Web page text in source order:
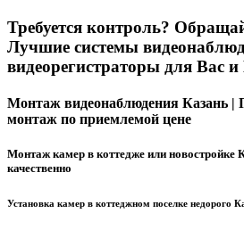
Требуется контроль?
Лучшие системы
видеорегистраторы для Вас
Монтаж видеонаблюдения Казань |
монтаж по приемлемой цене
Монтаж камер в коттедже или новостройке
качественно
Установка камер в коттеджном поселке недорого